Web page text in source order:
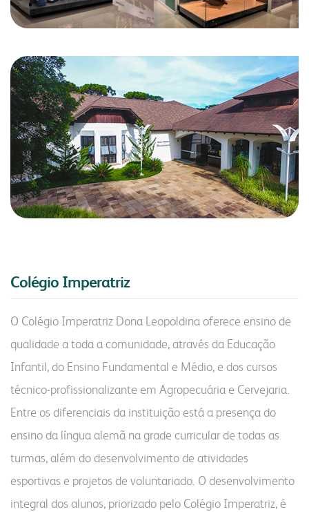
Colégio Imperatriz
O Colégio Imperatriz Dona Leopoldina oferece ensino de
qualidade a toda a comunidade, através da Educação
Infantil, do Ensino Fundamental e Médio, e dos cursos
técnico-profissionalizante em Agropecuária e Cervejaria.
Entre os diferenciais da instituição está a presença do
ensino da língua alemã na grade curricular de todas as
turmas, além do desenvolvimento de atividades
esportivas e projetos de voluntariado. O desenvolvimento
integral dos alunos, priorizado pelo Colégio Imperatriz, é